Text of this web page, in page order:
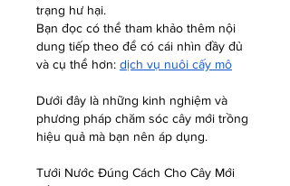
trạng hư hại.
Bạn đọc có thể tham khảo thêm nội
dung tiếp theo để có cái nhìn đầy đủ
và cụ thể hơn: dịch vụ nuôi cấy mô
Dưới đây là những kinh nghiệm và
phương pháp chăm sóc cây mới trồng
hiệu quả mà bạn nên áp dụng.
Tưới Nước Đúng Cách Cho Cây Mới